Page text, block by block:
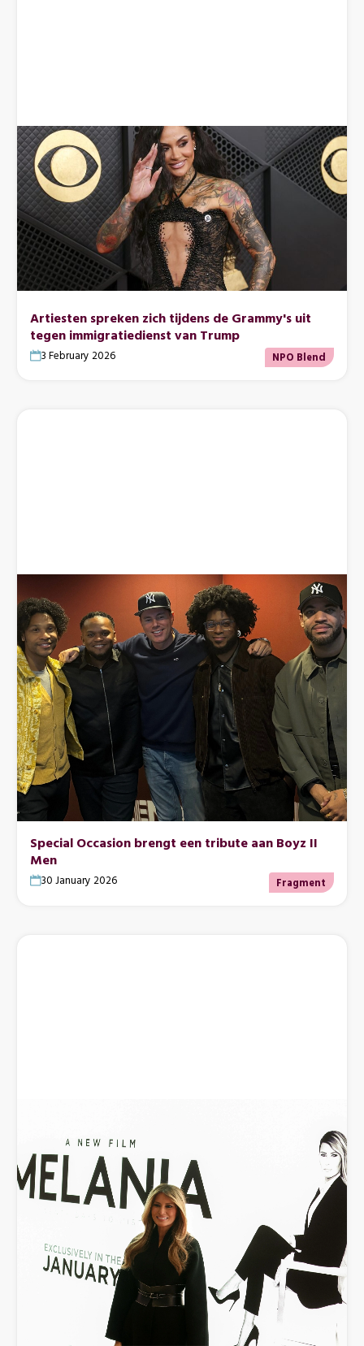
Artiesten spreken zich tijdens de Grammy's uit
tegen immigratiedienst van Trump
3 February 2026 NPO Blend
Special Occasion brengt een tribute aan Boyz II
Men
30 January 2026 Fragment